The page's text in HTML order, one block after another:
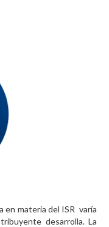
en materia del ISR varía
desarrolla. La